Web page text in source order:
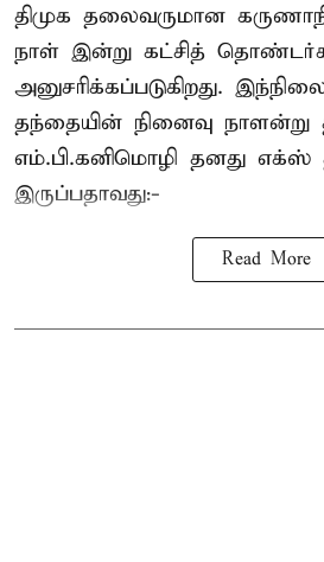
திமுக தலைவருமான
நாள் இன்று கட்சித்
அனுசரிக்கப்படுகிறது.
தந்தையின் நினைவு நாளன்று
எம்.பி.கனிமொழி தனது எக்ஸ்
இருப்பதாவது:-
Read More